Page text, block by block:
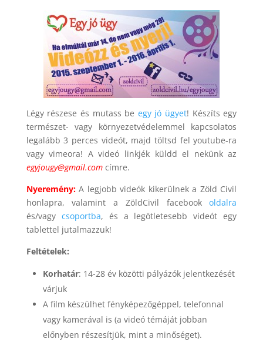
Légy részese és mutass be egy jó ügyet! Készíts egy
természet- vagy környezetvédelemmel kapcsolatos
legalább 3 perces videót, majd töltsd fel youtube-ra
vagy vimeora! A videó linkjék küldd el nekünk az
egyjougy@gmail.comcímre.
Nyeremény:A legjobb videók kikerülnek a Zöld Civil
honlapra, valamint a ZöldCivil facebookoldalra
és/vagy csoportba, és a legötletesebb videót egy
tablettel jutalmazzuk!
Feltételek:
Korhatár: 14-28 év közötti pályázók jelentkezését
várjuk
A film készülhet fényképezőgéppel, telefonnal
vagy kamerával is (a videó témáját jobban
előnyben részesítjük, mint a minőséget).